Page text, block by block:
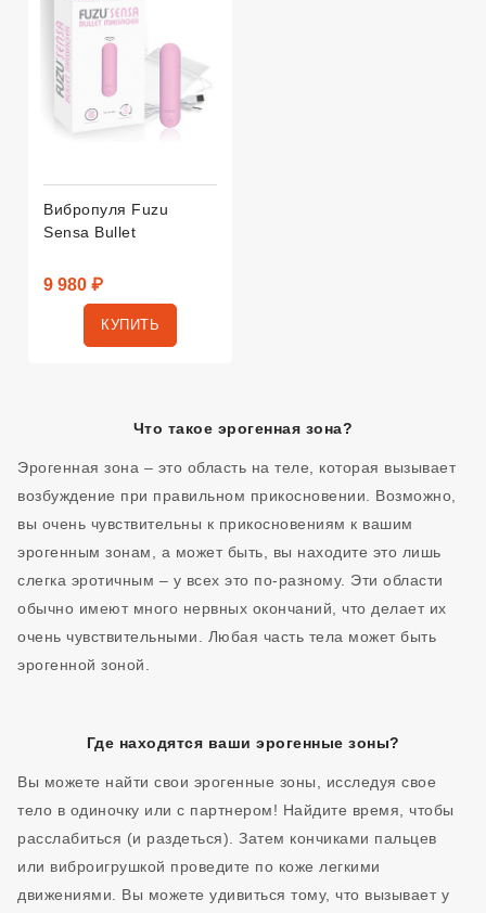
Вибропуля Fuzu
Sensa Bullet
9 980 ₽
КУПИТЬ
Что такое эрогенная зона?
Эрогенная зона – это область на теле, которая вызывает
возбуждение при правильном прикосновении. Возможно,
вы очень чувствительны к прикосновениям к вашим
эрогенным зонам, а может быть, вы находите это лишь
слегка эротичным – у всех это по-разному. Эти области
обычно имеют много нервных окончаний, что делает их
очень чувствительными. Любая часть тела может быть
эрогенной зоной.
Где находятся ваши эрогенные зоны?
Вы можете найти свои эрогенные зоны, исследуя свое
тело в одиночку или с партнером! Найдите время, чтобы
расслабиться (и раздеться). Затем кончиками пальцев
или виброигрушкой проведите по коже легкими
движениями. Вы можете удивиться тому, что вызывает у